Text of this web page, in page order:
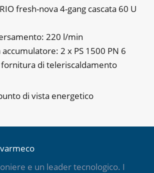
fresh-nova 4-gang cascata 60 U
220 l/min
2 x PS 1500 PN 6
di teleriscaldamento
di vista energetico
e un leader tecnologico. I